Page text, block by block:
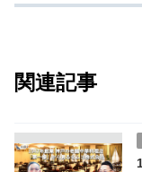
関連記事